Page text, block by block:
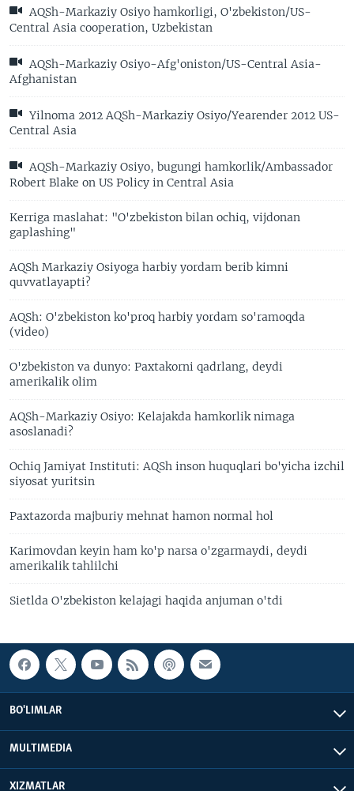
AQSh-Markaziy Osiyo hamkorligi, O'zbekiston/US-
Central Asia cooperation, Uzbekistan
AQSh-Markaziy Osiyo-Afg'oniston/US-Central Asia-
Afghanistan
Yilnoma 2012 AQSh-Markaziy Osiyo/Yearender 2012 US-
Central Asia
AQSh-Markaziy Osiyo, bugungi hamkorlik/Ambassador
Robert Blake on US Policy in Central Asia
Kerriga maslahat: "O'zbekiston bilan ochiq, vijdonan
gaplashing"
AQSh Markaziy Osiyoga harbiy yordam berib kimni
quvvatlayapti?
AQSh: O'zbekiston ko'proq harbiy yordam so'ramoqda
(video)
O'zbekiston va dunyo: Paxtakorni qadrlang, deydi
amerikalik olim
AQSh-Markaziy Osiyo: Kelajakda hamkorlik nimaga
asoslanadi?
Ochiq Jamiyat Instituti: AQSh inson huquqlari bo'yicha izchil
siyosat yuritsin
Paxtazorda majburiy mehnat hamon normal hol
Karimovdan keyin ham ko'p narsa o'zgarmaydi, deydi
amerikalik tahlilchi
Sietlda O'zbekiston kelajagi haqida anjuman o'tdi
BO'LIMLAR
MULTIMEDIA
XIZMATLAR